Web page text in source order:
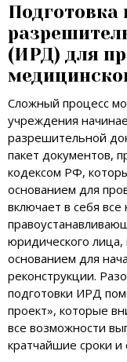
Подготовка
(ИРД) для
Сложный процесс
учреждения
разрешительной
пакет документов,
кодексом РФ,
основанием для
включает в себя
юридического
основанием для
реконструкции.
подготовки ИРД
проект», которые
все возможности
кратчайшие сроки